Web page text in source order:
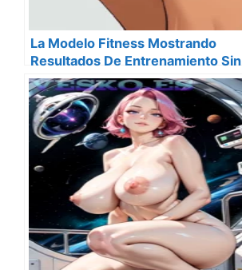
La Modelo Fitness Mostrando
Resultados De Entrenamiento Sin
Censura